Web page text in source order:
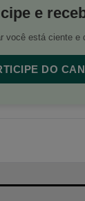
e
você está ciente e
DO